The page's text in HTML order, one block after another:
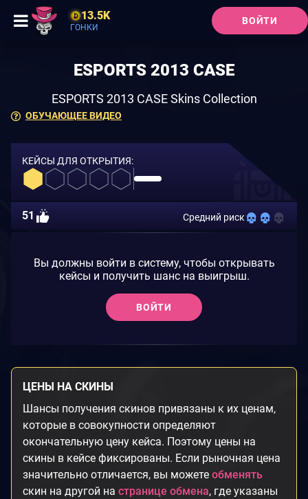
13.5K
ГОНКИ
ВОЙТИ
ОБУЧАЮЩЕЕ ВИДЕО
ESPORTS 2013 CASE
ESPORTS 2013 CASE Skins Collection
КЕЙСЫ ДЛЯ ОТКРЫТИЯ:
51 Средний риск
Вы должны войти в систему, чтобы открывать
кейсы и получить шанс на выигрыш.
ВОЙТИ
ЦЕНЫ НА СКИНЫ
Шансы получения скинов привязаны к их ценам,
которые в совокупности определяют
окончательную цену кейса. Поэтому цены на
скины в кейсе фиксированы. Если рыночная цена
значительно отличается, вы можете обменять
скин на другой на странице обмена, где указаны